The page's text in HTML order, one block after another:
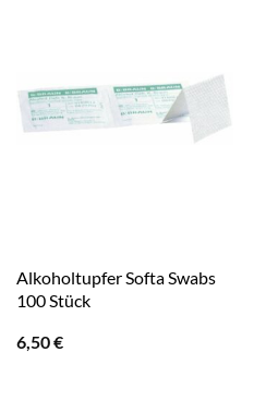
Alkoholtupfer Softa Swabs
100 Stück
6,50€